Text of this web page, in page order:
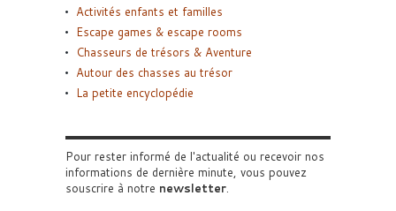
Activités enfants et familles
Escape games & escape rooms
Chasseurs de trésors & Aventure
Autour des chasses au trésor
La petite encyclopédie
Pour rester informé de l'actualité ou recevoir nos
informations de dernière minute, vous pouvez
souscrire à notre newsletter.